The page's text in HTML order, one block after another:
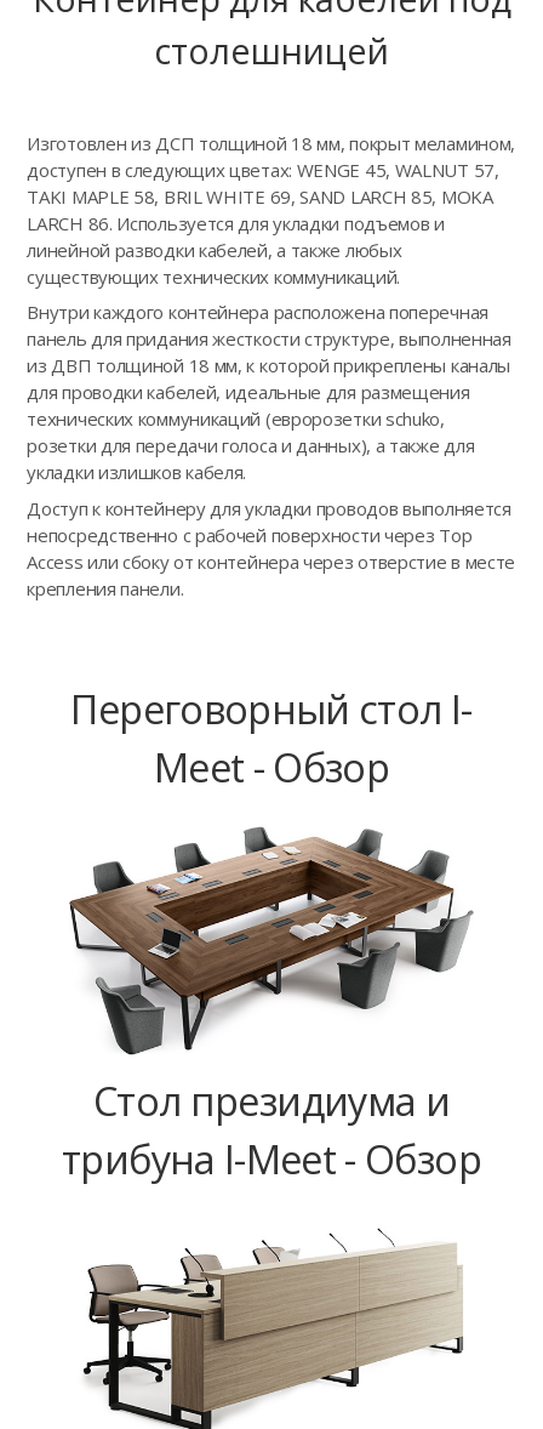
столешницей
Изготовлен из ДСП толщиной 18 мм, покрыт меламином,
доступен в следующих цветах: WENGE 45, WALNUT 57,
TAKI MAPLE 58, BRIL WHITE 69, SAND LARCH 85, MOKA
LARCH 86. Используется для укладки подъемов и
линейной разводки кабелей, а также любых
существующих технических коммуникаций.
Внутри каждого контейнера расположена поперечная
панель для придания жесткости структуре, выполненная
из ДВП толщиной 18 мм, к которой прикреплены каналы
для проводки кабелей, идеальные для размещения
технических коммуникаций (евророзетки schuko,
розетки для передачи голоса и данных), а также для
укладки излишков кабеля.
Доступ к контейнеру для укладки проводов выполняется
непосредственно с рабочей поверхности через Top
Access или сбоку от контейнера через отверстие в месте
крепления панели.
Переговорный стол I-
Meet - Обзор
Стол президиума и
трибуна I-Meet - Обзор